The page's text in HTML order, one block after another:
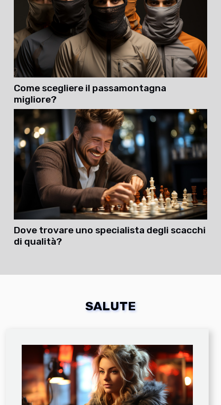
Come scegliere il passamontagna
migliore?
Dove trovare uno specialista degli scacchi
di qualità?
SALUTE